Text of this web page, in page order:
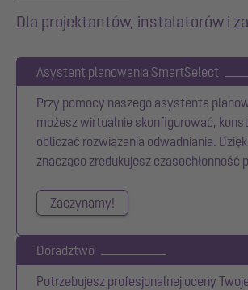
Dla projektantów, instalatorów i
Asystent planowania SmartSelect
Przy pomocy naszego asystenta
możesz wirtualnie skonfigurować,
obliczać rozwiązania odwadniania.
znacząco zredukujesz czasochłonność
Zaczynamy!
Doradztwo
Potrzebujesz profesjonalnej oceny